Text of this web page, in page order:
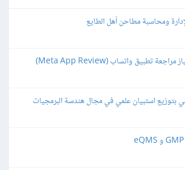
ومحاسبة مطاحن أهل الطايع
استبيان علمي في مجال هندسة البرمجيات